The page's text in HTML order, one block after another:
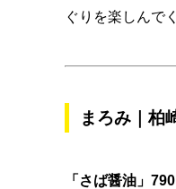
ぐりを楽しんで
まろみ｜柏
「さば醤油」